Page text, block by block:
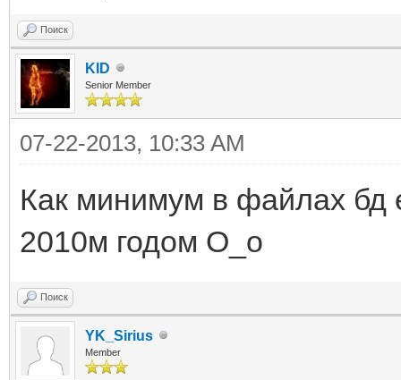
Поиск
KID
Senior Member
07-22-2013, 10:33 AM
Как минимум в файлах бд
2010м годом O_o
Поиск
YK_Sirius
Member